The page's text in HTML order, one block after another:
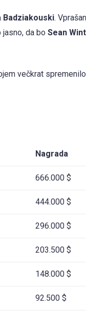
Badziakouski.
da bo Sean
večkrat
Nagrada
666.000 $
444.000 $
296.000 $
203.500 $
148.000 $
92.500 $